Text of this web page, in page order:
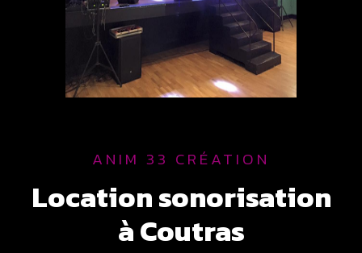
ANIM 33 CRÉATION
location sonorisation
à Coutras